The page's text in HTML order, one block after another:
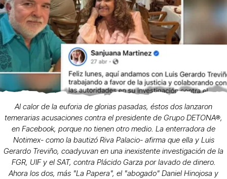
Al calor de la euforia de glorias pasadas, éstos dos lanzaron
temerarias acusaciones contra el presidente de Grupo DETONA®,
en Facebook, porque no tienen otro medio. La enterradora de
Notimex- como la bautizó Riva Palacio- afirma que ella y Luis
Gerardo Treviño, coadyuvan en una inexistente investigación de la
FGR, UIF y el SAT, contra Plácido Garza por lavado de dinero.
Ahora los dos, más "La Papera", el "abogado" Daniel Hinojosa y